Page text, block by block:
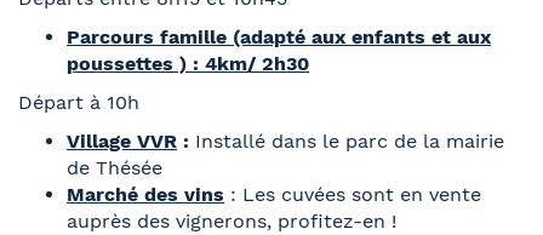
Parcours famille (adapté aux enfants et aux
poussettes ) : 4km/ 2h30
Départ à 10h
Village VVR : Installé dans le parc de la mairie
de Thésée
Marché des vins : Les cuvées sont en vente
auprès des vignerons, profitez-en !